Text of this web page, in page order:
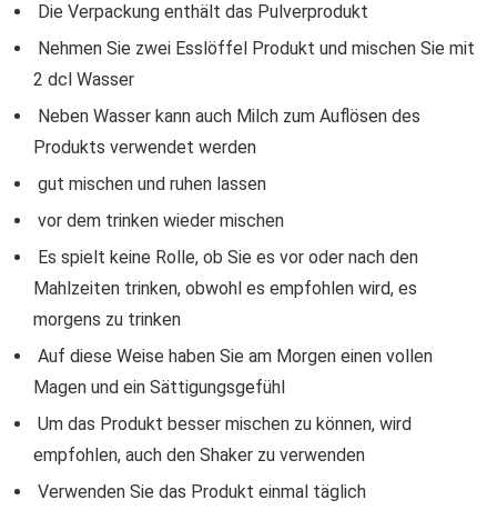
Die Verpackung enthält das Pulverprodukt
Nehmen Sie zwei Esslöffel Produkt und mischen Sie mit
2 dcl Wasser
Neben Wasser kann auch Milch zum Auflösen des
Produkts verwendet werden
gut mischen und ruhen lassen
vor dem trinken wieder mischen
Es spielt keine Rolle, ob Sie es vor oder nach den
Mahlzeiten trinken, obwohl es empfohlen wird, es
morgens zu trinken
Auf diese Weise haben Sie am Morgen einen vollen
Magen und ein Sättigungsgefühl
Um das Produkt besser mischen zu können, wird
empfohlen, auch den Shaker zu verwenden
Verwenden Sie das Produkt einmal täglich